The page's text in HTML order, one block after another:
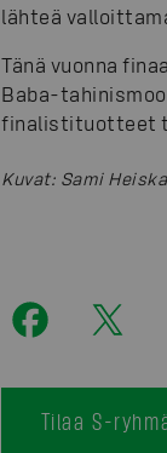
lähteä
Tänä vuonna
Baba-
finalistituotteet
Kuvat: Sami
Tilaa S-